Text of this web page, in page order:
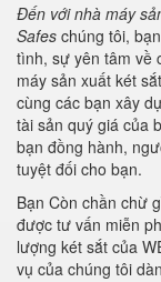
Đến với nhà máy
Safes chúng tôi,
tình, sự yên tâm về
máy sản xuất két
cùng các bạn xây
tài sản quý giá của
bạn đồng hành,
tuyệt đối cho bạn.
Bạn Còn chần chừ
được tư vấn miễn
lượng két sắt của
vụ của chúng tôi